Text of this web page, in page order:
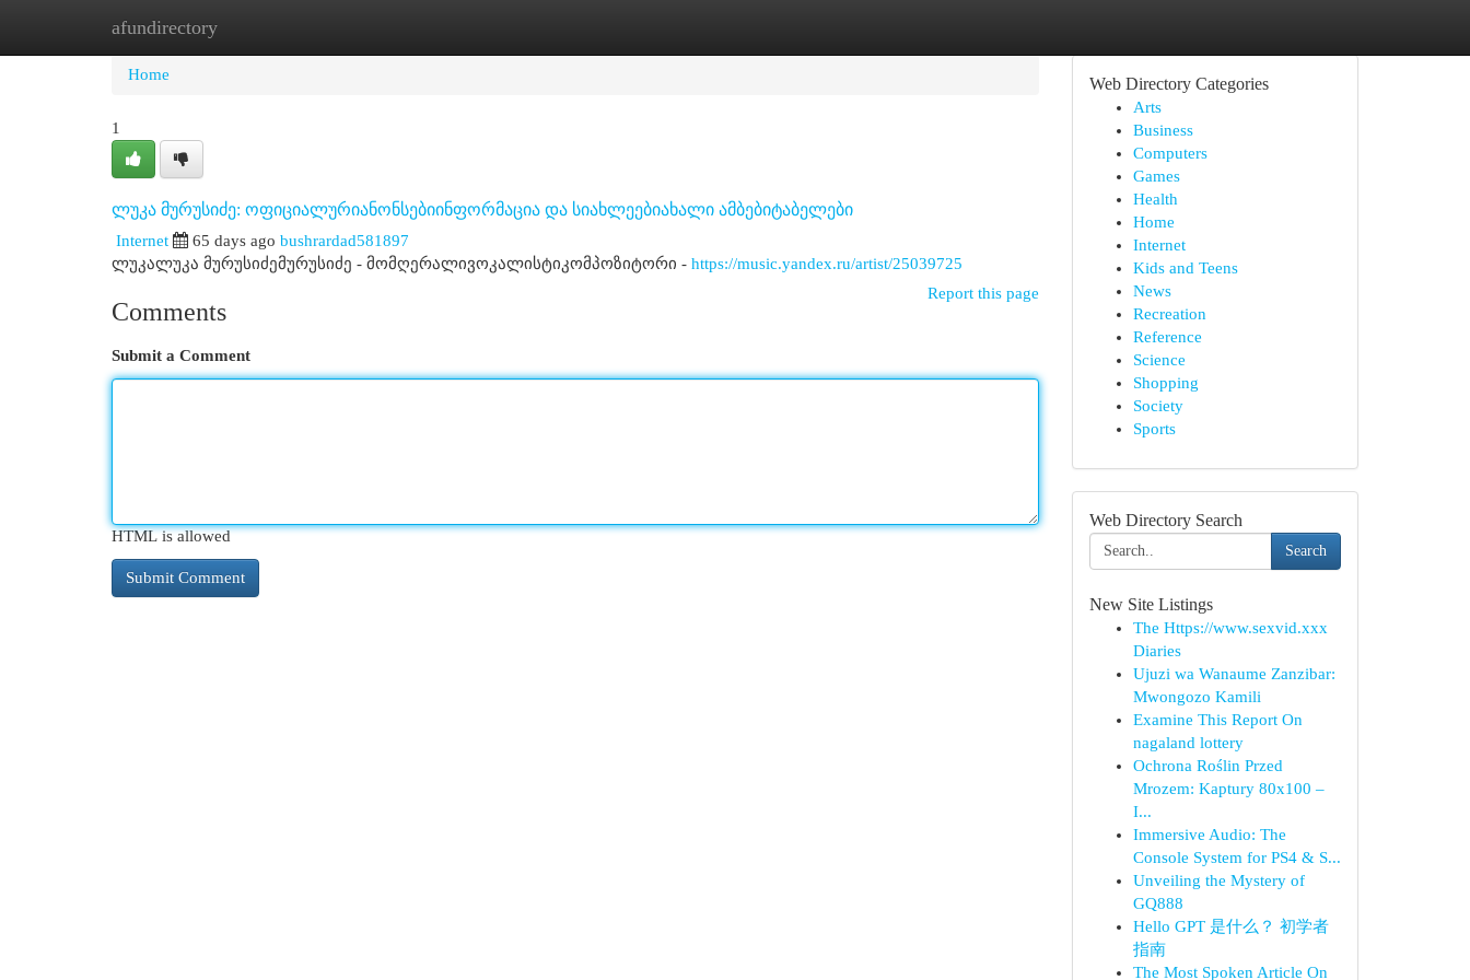
afundirectory
Home
Home
1
ლუკა მურუსიძე: ოფიციალურიანონსებიინფორმაცია და სიახლეებიახალი ამბებიტაბელები
Internet 65 days ago bushrardad581897
ლუკალუკა მურუსიძემურუსიძე - მომღერალივოკალისტიკომპოზიტორი - https://music.yandex.ru/artist/25039725
Report this page
Comments
Submit a Comment
HTML is allowed
Web Directory Categories
Arts
Business
Computers
Games
Health
Home
Internet
Kids and Teens
News
Recreation
Reference
Science
Shopping
Society
Sports
Web Directory Search
Search
New Site Listings
The Https://www.sexvid.xxx
Diaries
Ujuzi wa Wanaume Zanzibar:
Mwongozo Kamili
Examine This Report On
nagaland lottery
Ochrona Roślin Przed
Mrozem: Kaptury 80x100 –
I...
Immersive Audio: The
Console System for PS4 & S...
Unveiling the Mystery of
GQ888
Hello GPT 是什么？ 初学者
指南
The Most Spoken Article On